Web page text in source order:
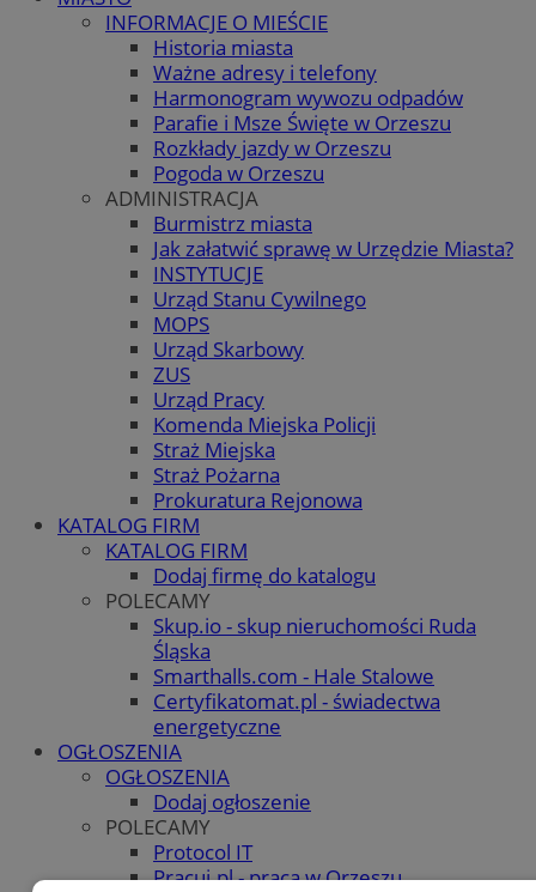
INFORMACJE O MIEŚCIE
Historia miasta
Ważne adresy i telefony
Harmonogram wywozu odpadów
Parafie i Msze Święte w Orzeszu
Rozkłady jazdy w Orzeszu
Pogoda w Orzeszu
ADMINISTRACJA
Burmistrz miasta
Jak załatwić sprawę w Urzędzie Miasta?
INSTYTUCJE
Urząd Stanu Cywilnego
MOPS
Urząd Skarbowy
ZUS
Urząd Pracy
Komenda Miejska Policji
Straż Miejska
Straż Pożarna
Prokuratura Rejonowa
KATALOG FIRM
KATALOG FIRM
Dodaj firmę do katalogu
POLECAMY
Skup.io - skup nieruchomości Ruda
Śląska
Smarthalls.com - Hale Stalowe
Certyfikatomat.pl - świadectwa
energetyczne
OGŁOSZENIA
OGŁOSZENIA
Dodaj ogłoszenie
POLECAMY
Protocol IT
Pracuj.pl - praca w Orzeszu